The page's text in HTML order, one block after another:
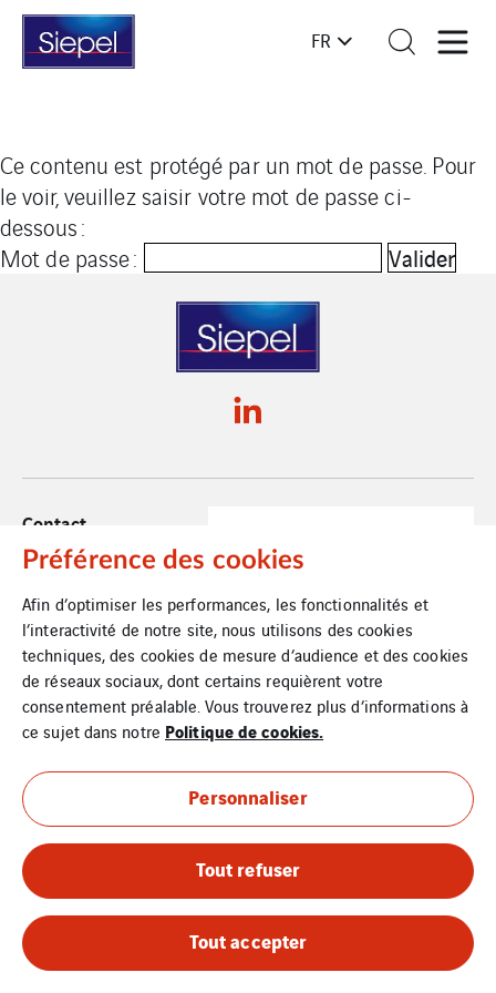
FR
Ce contenu est protégé par un mot de passe. Pour
le voir, veuillez saisir votre mot de passe ci-
dessous :
Mot de passe :
Contact
Mentions Légales
Cookies
Plan du site
Préférence des cookies
Afin d’optimiser les performances, les fonctionnalités et
l’interactivité de notre site, nous utilisons des cookies
techniques, des cookies de mesure d’audience et des cookies
de réseaux sociaux, dont certains requièrent votre
consentement préalable. Vous trouverez plus d’informations à
ce sujet dans notre Politique de cookies.
Personnaliser
Tout refuser
Tout accepter